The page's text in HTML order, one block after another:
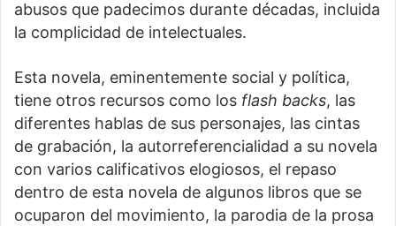
abusos que padecimos durante décadas, incluida
la complicidad de intelectuales.
Esta novela, eminentemente social y política,
tiene otros recursos como los flash backs, las
diferentes hablas de sus personajes, las cintas
de grabación, la autorreferencialidad a su novela
con varios calificativos elogiosos, el repaso
dentro de esta novela de algunos libros que se
ocuparon del movimiento, la parodia de la prosa